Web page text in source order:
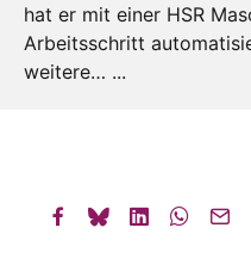
hat er mit einer HSR
Arbeitsschritt
weitere… ...